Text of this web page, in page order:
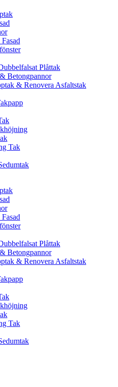
Plåttak
Betongpannor
& Renovera Asfaltstak
Tak
Plåttak
Betongpannor
& Renovera Asfaltstak
Tak